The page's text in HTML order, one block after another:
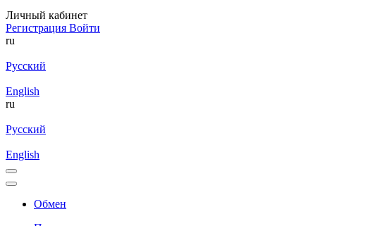
Личный кабинет
Регистрация Войти
ru
Русский
English
ru
Русский
English
Обмен